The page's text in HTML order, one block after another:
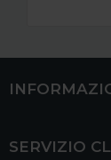
SERVIZIO